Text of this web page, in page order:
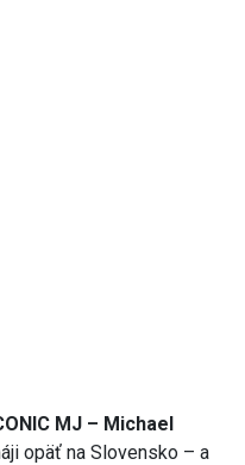
MJ – Michael
opäť na Slovensko – a